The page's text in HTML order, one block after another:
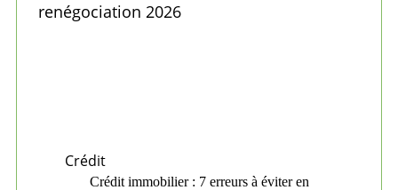
Crédit
Crédit immobilier : 7 erreurs à éviter en